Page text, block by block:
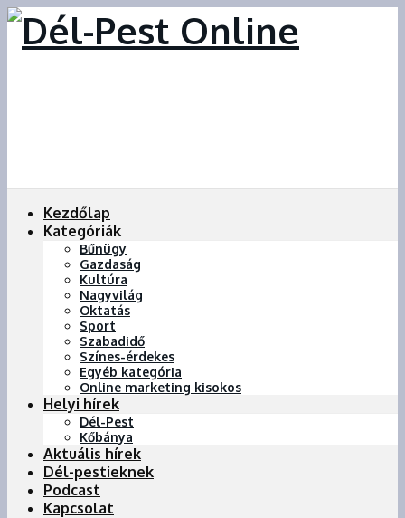
Kezdőlap
Kategóriák
Bűnügy
Gazdaság
Kultúra
Nagyvilág
Oktatás
Sport
Szabadidő
Színes-érdekes
Egyéb kategória
Online marketing kisokos
Helyi hírek
Dél-Pest
Kőbánya
Aktuális hírek
Dél-pestieknek
Podcast
Kapcsolat